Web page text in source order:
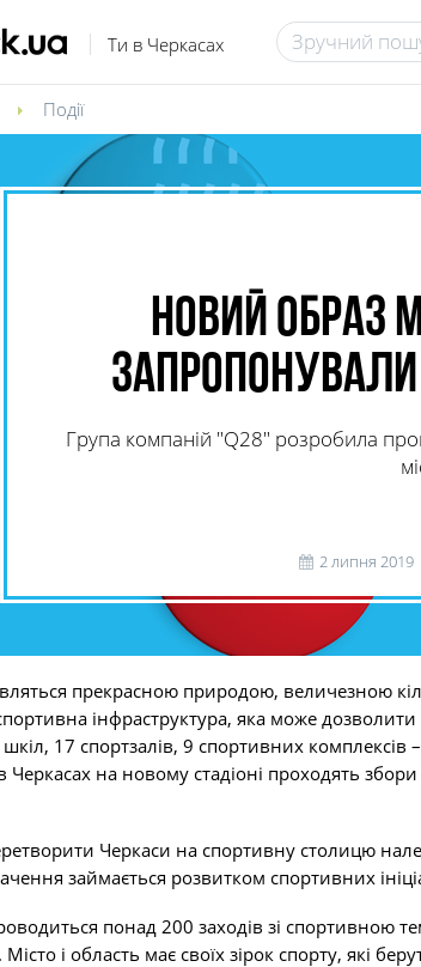
Ти в Черкасах
Події
Новий образ
Група компаній "Q28" розробила
2 липня 2019
прекрасною природою, величезною
інфраструктура, яка може
17 спортзалів, 9 спортивних
Черкасах на новому стадіоні проходять
Черкаси на спортивну столицю
займається розвитком спортивних
понад 200 заходів зі спортивною
Місто і область має своїх зірок спорту, які